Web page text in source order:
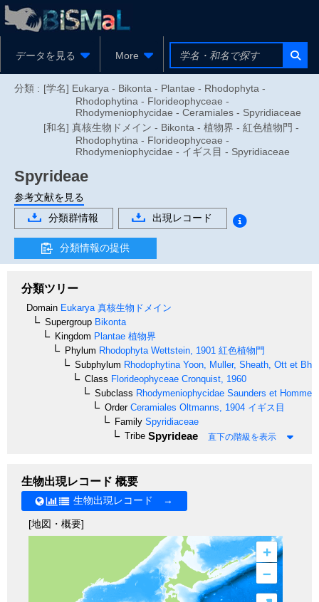
データを見る More
分類 : [学名] Eukarya - Bikonta - Plantae - Rhodophyta -
Rhodophytina - Florideophyceae -
Rhodymeniophycidae - Ceramiales - Spyridiaceae
[和名] 真核生物ドメイン - Bikonta - 植物界 - 紅色植物門 -
Rhodophytina - Florideophyceae -
Rhodymeniophycidae - イギス目 - Spyridiaceae
Spyrideae
参考文献を見る
分類群情報
出現レコード
分類情報の提供
分類ツリー
Domain Eukarya 真核生物ドメイン
Supergroup Bikonta
Kingdom Plantae 植物界
Phylum Rhodophyta Wettstein, 1901 紅色植物門
Subphylum Rhodophytina Yoon, Muller, Sheath, Ott et
Class Florideophyceae Cronquist, 1960
Subclass Rhodymeniophycidae Saunders et
OrderCeramiales Oltmanns, 1904 イギス目
Family Spyridiaceae
Tribe Spyrideae 直下の階級を表示
生物出現レコード 概要
生物出現レコード →
[地図・概要]
+
–